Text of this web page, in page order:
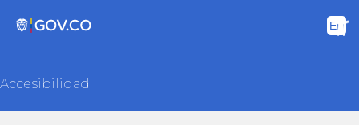
Accesibilidad